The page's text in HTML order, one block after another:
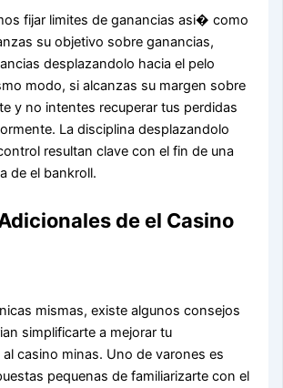
fijar limites de ganancias asi� como
su objetivo sobre ganancias,
desplazandolo hacia el pelo
modo, si alcanzas su margen sobre
y no intentes recuperar tus perdidas
La disciplina desplazandolo
resultan clave con el fin de una
de el bankroll.
de el Casino
mismas, existe algunos consejos
simplificarte a mejorar tu
casino minas. Uno de varones es
pequenas de familiarizarte con el